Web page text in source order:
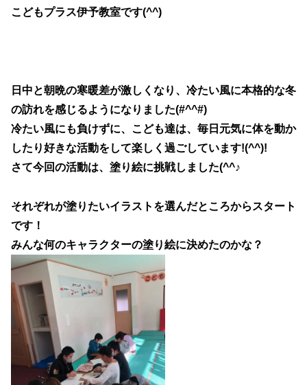
こどもプラス伊予教室です(^^)
日中と朝晩の寒暖差が激しくなり、冷たい風に本格的な冬
の訪れを感じるようになりました(#^^#)
冷たい風にも負けずに、こども達は、毎日元気に体を動か
したり好きな活動をして楽しく過ごしています!(^^)!
さて今回の活動は、塗り絵に挑戦しました(^^♪
それぞれが塗りたいイラストを選んだところからスタート
です！
みんな何のキャラクターの塗り絵に決めたのかな？